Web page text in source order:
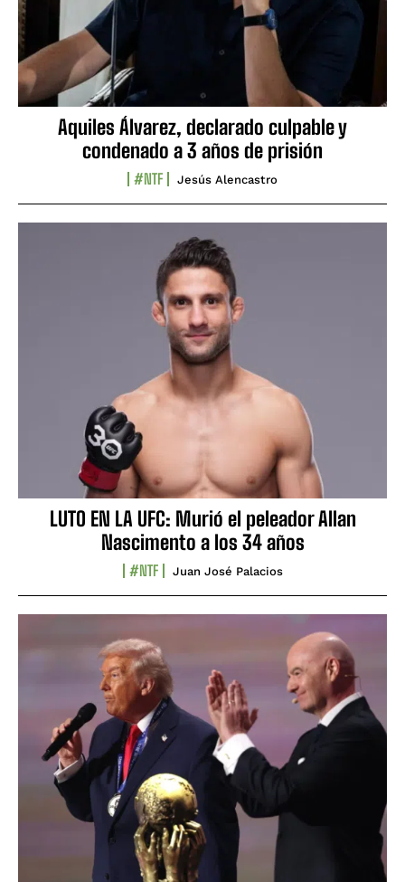
Aquiles Álvarez, declarado culpable y
condenado a 3 años de prisión
#NTF Jesús Alencastro
LUTO EN LA UFC: Murió el peleador Allan
Nascimento a los 34 años
#NTF Juan José Palacios